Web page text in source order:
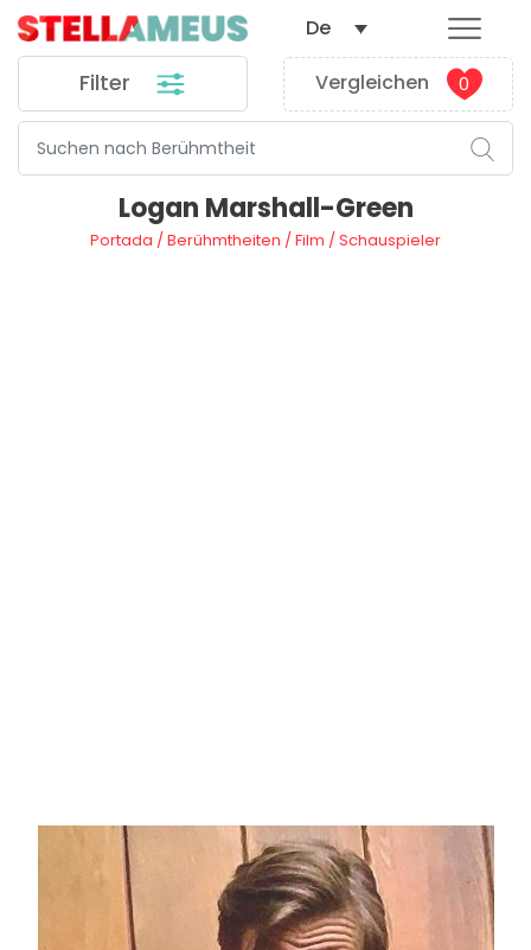
Filter Vergleichen 0
De
Logan Marshall-Green
Portada /Berühmtheiten /Film /Schauspieler